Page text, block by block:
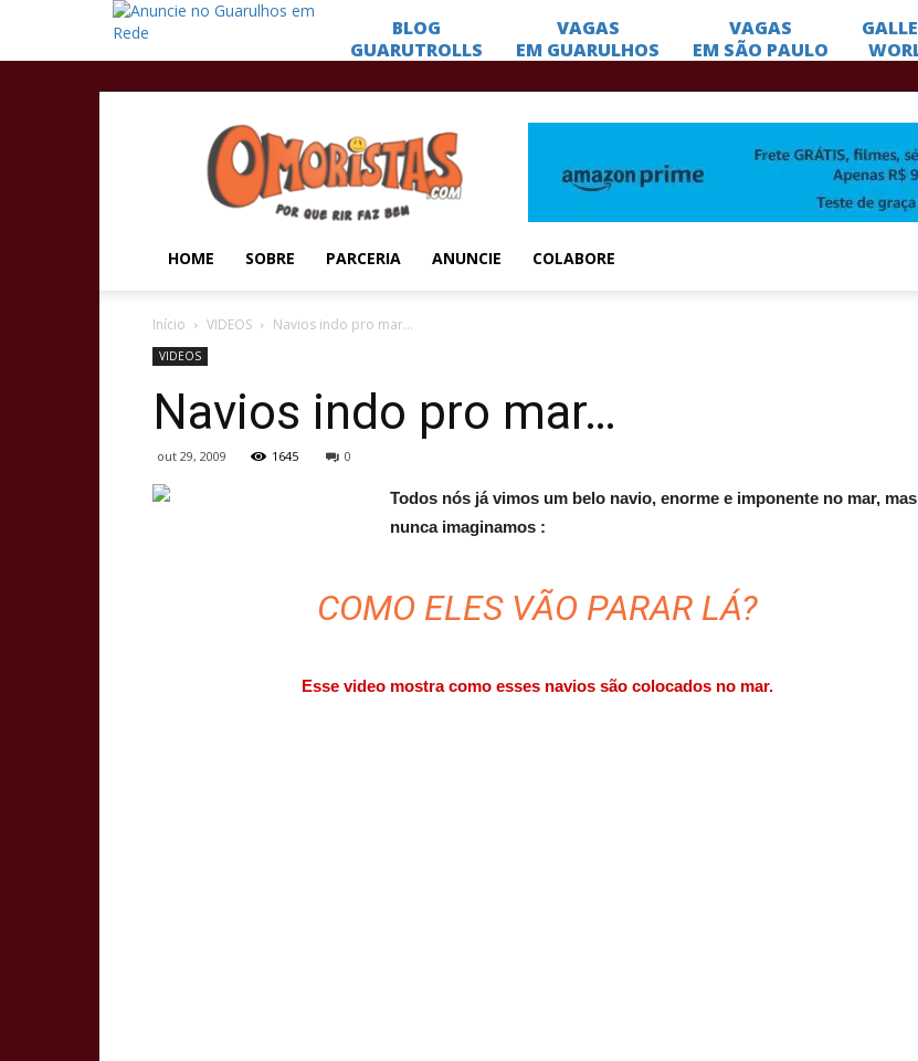
Omoristas
HOME SOBRE PARCERIA ANUNCIE COLABORE
Início VIDEOS Navios indo pro mar…
VIDEOS
Navios indo pro mar…
out 29, 2009 1645 0
Todos nós já vimos um belo navio, enorme e imponente no mar, mas
nunca imaginamos :
COMO ELES VÃO PARAR LÁ?
Esse video mostra como esses navios são colocados no mar.